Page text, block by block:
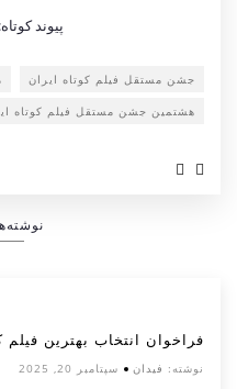
پیوند کوتاه:
جشن مستقل فیلم کوتاه ایران
هشتمین جشن مستقل فیلم کوتاه
فراخوان انتخاب بهترین فیلم
نوشته: فیدان سپتامبر 20, 2025